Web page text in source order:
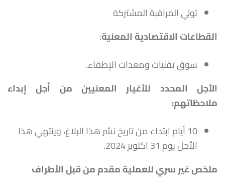
تولي المراقبة المشتركة
القطاعات الاقتصادية المعنية:
سوق تقنيات ومعدات الإطفاء.
الأجل المحدد للأغيار المعنيين من أجل إبداء
ملاحظاتهم:
10 أيام ابتداء من تاريخ نشر هذا البلاغ، وينتهي هذا
الأجل يوم 31 اكتوبر 2024.
ملخص غير سري للعملية مقدم من قبل الأطراف